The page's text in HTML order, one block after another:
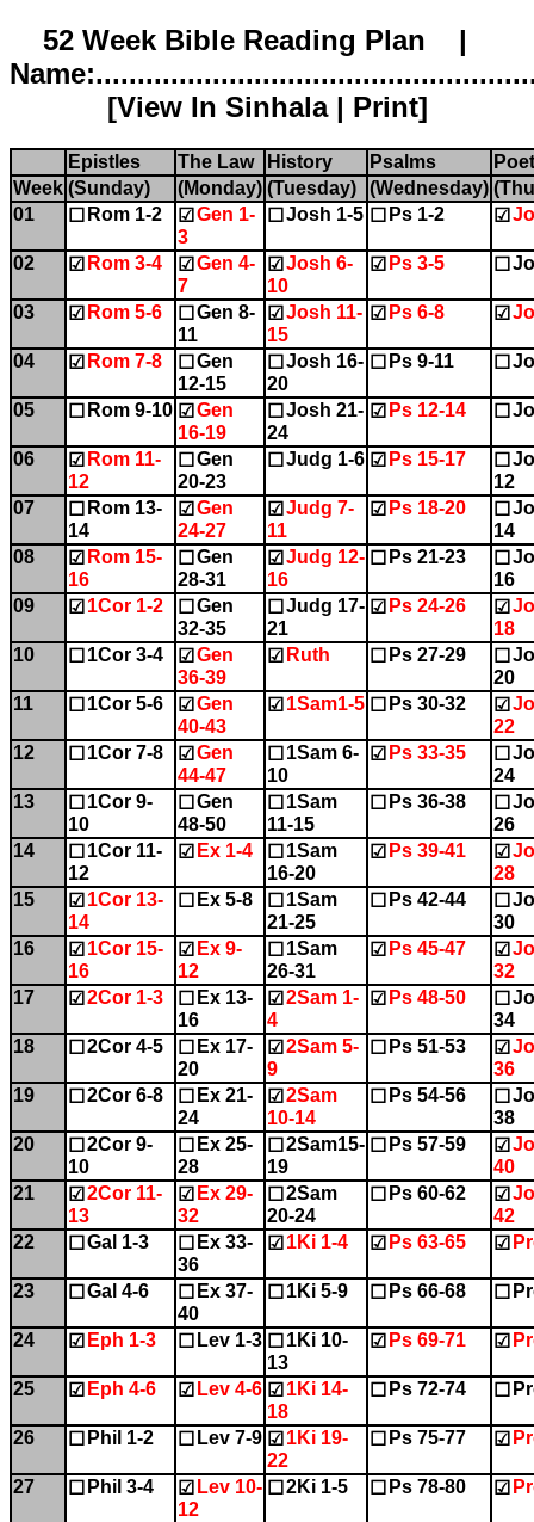
52 Week Bible Reading Plan |
[View In Sinhala| Print]
Epistles The Law History Psalms
Week (Sunday) (Monday) (Tuesday) (Wednesday)
01
☐ Rom 1-2 ☑ Gen 1-
3
☐ Josh 1-5 ☐ Ps 1-2 ☑
02 ☑ Rom 3-4 ☑ Gen 4-
7
☑ Josh 6-
10
☑ Ps 3-5 ☐
03 ☑ Rom 5-6 ☐ Gen 8-
11
☑ Josh 11-
15
☑ Ps 6-8 ☑
04 ☑ Rom 7-8 ☐ Gen
12-15
☐ Josh 16-
20
☐ Ps 9-11 ☐
05 ☐ Rom 9-10 ☑ Gen
16-19
☐ Josh 21-
24
☑ Ps 12-14 ☐
06 ☑ Rom 11-
12
☐ Gen
20-23
☐ Judg 1-6 ☑ Ps 15-17 ☐
12
07
☐ Rom 13-
14
☑ Gen
24-27
☑ Judg 7-
11
☑ Ps 18-20 ☐
14
08
☑ Rom 15-
16
☐ Gen
28-31
☑ Judg 12-
16
☐ Ps 21-23 ☐
16
09
☑ 1Cor 1-2 ☐ Gen
32-35
☐ Judg 17-
21
☑ Ps 24-26 ☑
18
10
☐ 1Cor 3-4 ☑ Gen
36-39
☑ Ruth ☐ Ps 27-29 ☐
20
11
☐ 1Cor 5-6 ☑ Gen
40-43
☑ 1Sam1-5 ☐ Ps 30-32 ☑
22
12
☐ 1Cor 7-8 ☑ Gen
44-47
☐ 1Sam 6-
10
☑ Ps 33-35 ☐
24
13
☐ 1Cor 9-
10
☐ Gen
48-50
☐ 1Sam
11-15
☐ Ps 36-38 ☐
26
14
☐ 1Cor 11-
12
☑ Ex 1-4 ☐ 1Sam
16-20
☑ Ps 39-41 ☑
28
15
☑ 1Cor 13-
14
☐ Ex 5-8 ☐ 1Sam
21-25
☐ Ps 42-44 ☐
30
16
☑ 1Cor 15-
16
☑ Ex 9-
12
☐ 1Sam
26-31
☑ Ps 45-47 ☑
32
17
☑ 2Cor 1-3 ☐ Ex 13-
16
☑ 2Sam 1-
4
☑ Ps 48-50 ☐
34
18
☐ 2Cor 4-5 ☐ Ex 17-
20
☑ 2Sam 5-
9
☐ Ps 51-53 ☑
36
19
☐ 2Cor 6-8 ☐ Ex 21-
24
☑ 2Sam
10-14
☐ Ps 54-56 ☐
38
20
☐ 2Cor 9-
10
☐ Ex 25-
28
☐ 2Sam15-
19
☐ Ps 57-59 ☑
40
21
☑ 2Cor 11-
13
☑ Ex 29-
32
☐ 2Sam
20-24
☐ Ps 60-62 ☑
42
22
☐ Gal 1-3 ☐ Ex 33-
36
☑ 1Ki 1-4 ☑ Ps 63-65 ☑
23 ☐ Gal 4-6 ☐ Ex 37-
40
☐ 1Ki 5-9 ☐ Ps 66-68 ☐
24 ☑ Eph 1-3 ☐ Lev 1-3 ☐ 1Ki 10-
13
☑ Ps 69-71 ☑
25 ☑ Eph 4-6 ☑ Lev 4-6 ☑ 1Ki 14-
18
☐ Ps 72-74 ☐
26 ☐ Phil 1-2 ☐ Lev 7-9 ☑ 1Ki 19-
22
☐ Ps 75-77 ☑
27 ☐ Phil 3-4 ☑ Lev 10-
12
☐ 2Ki 1-5 ☐ Ps 78-80 ☑